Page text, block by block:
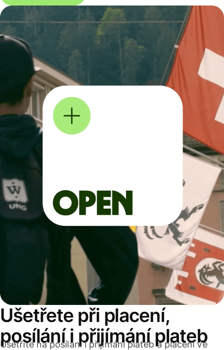
Ušetřete při placení,
posílání i přijímání plateb
Ušetříte na posílání i přijímání plateb a placení ve